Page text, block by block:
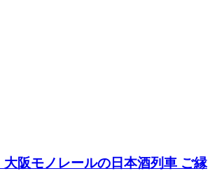
大阪モノレールの日本酒列車 ご縁